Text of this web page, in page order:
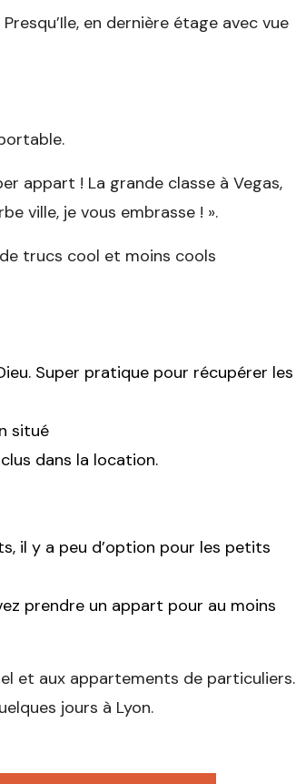
en dernière étage avec vue
appart ! La grande classe à Vegas,
ville, je vous embrasse ! ».
trucs cool et moins cools
Super pratique pour récupérer les
situé
dans la location.
il y a peu d’option pour les petits
prendre un appart pour au moins
et aux appartements de particuliers.
jours à Lyon.